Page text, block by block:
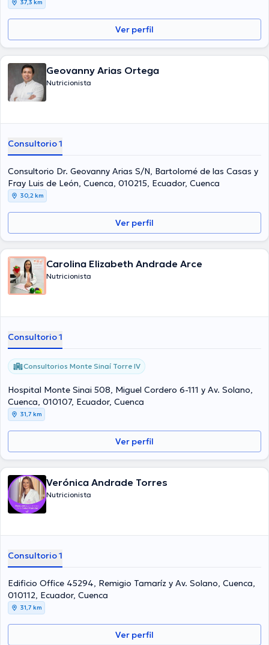
37,3 km
Ver perfil
Geovanny Arias Ortega
Nutricionista
Consultorio 1
Consultorio Dr. Geovanny Arias S/N, Bartolomé de las Casas y
Fray Luis de León, Cuenca, 010215, Ecuador, Cuenca
30,2 km
Ver perfil
Carolina Elizabeth Andrade Arce
Nutricionista
Consultorio 1
Consultorios Monte Sinaí Torre IV
Hospital Monte Sinai 508, Miguel Cordero 6-111 y Av. Solano,
Cuenca, 010107, Ecuador, Cuenca
31,7 km
Ver perfil
Verónica Andrade Torres
Nutricionista
Consultorio 1
Edificio Office 45294, Remigio Tamaríz y Av. Solano, Cuenca,
010112, Ecuador, Cuenca
31,7 km
Ver perfil